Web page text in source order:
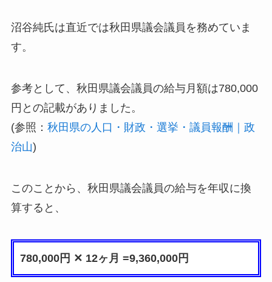
沼谷純氏は直近では秋田県議会議員を務めていま
す。
参考として、秋田県議会議員の給与月額は780,000
円との記載がありました。
(参照： 秋田県の人口・財政・選挙・議員報酬｜政
治山)
このことから、秋田県議会議員の給与を年収に換
算すると、
780,000円 ✕ 12ヶ月 =9,360,000円